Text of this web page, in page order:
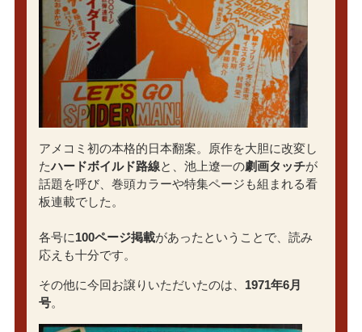
アメコミ初の本格的日本翻案。原作を大胆に改変し
たハードボイルド路線と、池上遼一の劇画タッチが
話題を呼び、巻頭カラーや特集ページも組まれる看
板連載でした。
各号に100ページ掲載があったということで、読み
応えも十分です。
その他に今回お譲りいただいたのは、 1971年6月
号。